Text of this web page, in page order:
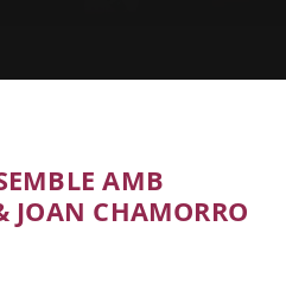
AMB
JOAN CHAMORRO